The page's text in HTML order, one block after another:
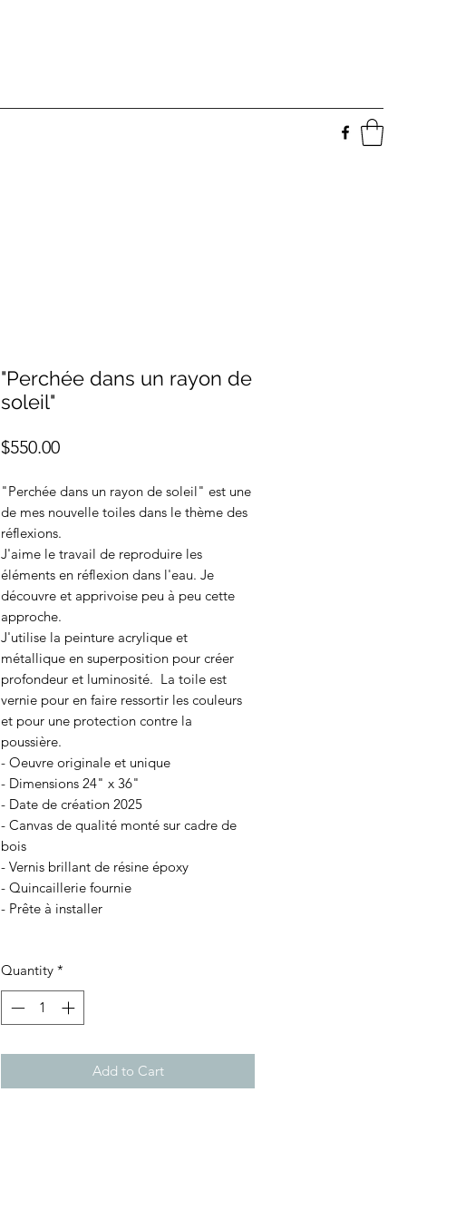
"Perchée dans un rayon de
soleil"
$550.00Price
"Perchée dans un rayon de soleil" est une
de mes nouvelle toiles dans le thème des
réflexions.
J'aime le travail de reproduire les
éléments en réflexion dans l'eau. Je
découvre et apprivoise peu à peu cette
approche.
J'utilise la peinture acrylique et
métallique en superposition pour créer
profondeur et luminosité. La toile est
vernie pour en faire ressortir les couleurs
et pour une protection contre la
poussière.
- Oeuvre originale et unique
- Dimensions 24" x 36"
- Date de création 2025
- Canvas de qualité monté sur cadre de
bois
- Vernis brillant de résine époxy
- Quincaillerie fournie
- Prête à installer
Quantity *
Add to Cart